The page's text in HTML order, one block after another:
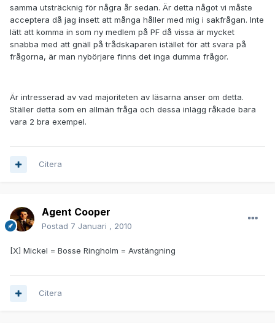
samma utsträcknig för några år sedan. Är detta något vi måste
acceptera då jag insett att många håller med mig i sakfrågan. Inte
lätt att komma in som ny medlem på PF då vissa är mycket
snabba med att gnäll på trådskaparen istället för att svara på
frågorna, är man nybörjare finns det inga dumma frågor.
Är intresserad av vad majoriteten av läsarna anser om detta.
Ställer detta som en allmän fråga och dessa inlägg råkade bara
vara 2 bra exempel.
Citera
Agent Cooper
Postad 7 Januari , 2010
[X] Mickel = Bosse Ringholm = Avstängning
Citera